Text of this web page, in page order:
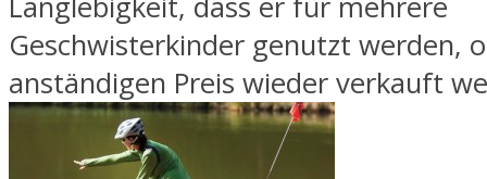
Geschwisterkinder genutzt werden,
anständigen Preis wieder verkauft